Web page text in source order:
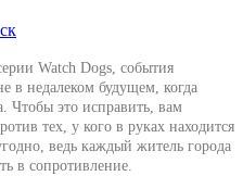
Watch Dogs, события
в недалеком будущем, когда
Чтобы это исправить, вам
тех, у кого в руках находится
ведь каждый житель города
в сопротивление.